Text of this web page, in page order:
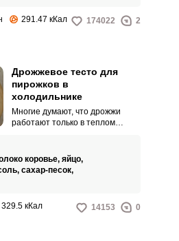
291.47 кКал 174022 2
Дрожжевое тесто для
пирожков в
холодильнике
Многие думают, что дрожжи
работают только в теплом
воздушное тесто для пирожков в
холодильнике.
коровье, яйцо,
сахар-песок,
329.5 кКал 14153 0